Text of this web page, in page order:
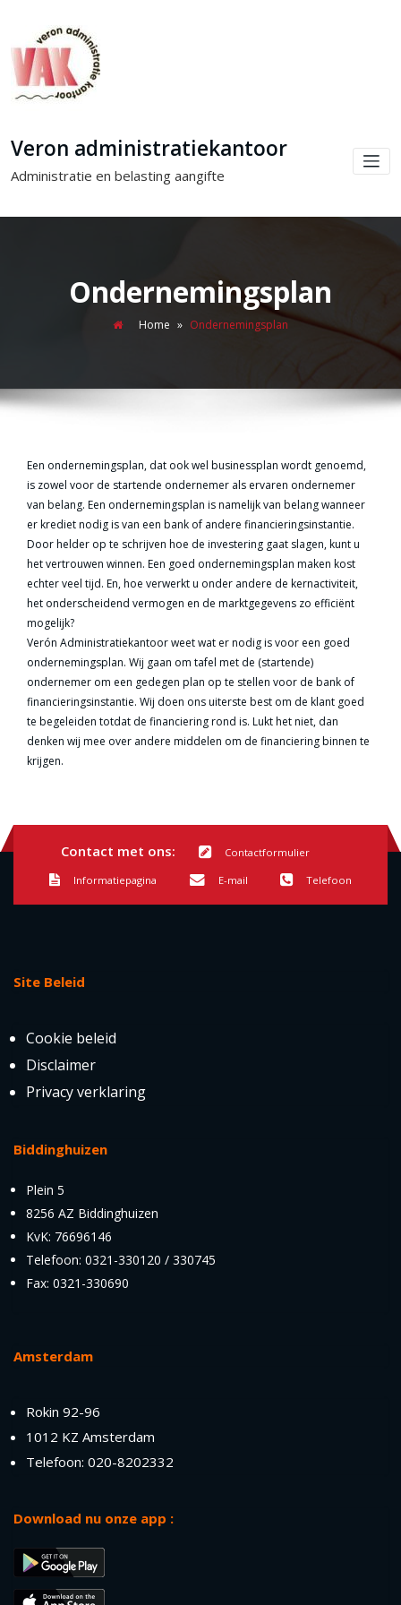
Veron administratiekantoor
Administratie en belasting aangifte
Ondernemingsplan
Home » Ondernemingsplan
Een ondernemingsplan, dat ook wel businessplan wordt genoemd,
is zowel voor de startende ondernemer als ervaren ondernemer
van belang. Een ondernemingsplan is namelijk van belang wanneer
er krediet nodig is van een bank of andere financieringsinstantie.
Door helder op te schrijven hoe de investering gaat slagen, kunt u
het vertrouwen winnen. Een goed ondernemingsplan maken kost
echter veel tijd. En, hoe verwerkt u onder andere de kernactiviteit,
het onderscheidend vermogen en de marktgegevens zo efficiënt
mogelijk?
Verón Administratiekantoor weet wat er nodig is voor een goed
ondernemingsplan. Wij gaan om tafel met de (startende)
ondernemer om een gedegen plan op te stellen voor de bank of
financieringsinstantie. Wij doen ons uiterste best om de klant goed
te begeleiden totdat de financiering rond is. Lukt het niet, dan
denken wij mee over andere middelen om de financiering binnen te
krijgen.
Contact met ons: Contactformulier
Informatiepagina E-mail Telefoon
Site Beleid
Cookie beleid
Disclaimer
Privacy verklaring
Biddinghuizen
Plein 5
8256 AZ Biddinghuizen
KvK: 76696146
Telefoon: 0321-330120 / 330745
Fax: 0321-330690
Amsterdam
Rokin 92-96
1012 KZ Amsterdam
Telefoon: 020-8202332
Download nu onze app :